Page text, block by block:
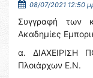
08/07/2021 12:50
Συγγραφή των
Ακαδημίες
α. ΔIAXEIΡΙΣΗ
Πλοιάρχων Ε.Ν.